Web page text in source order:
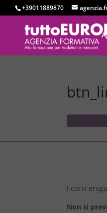
+39011889870
I corsi
Non si